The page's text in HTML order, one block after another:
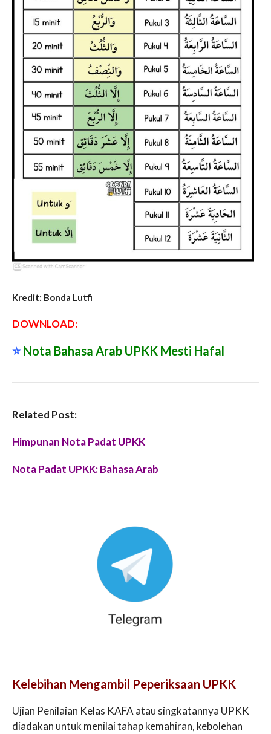
Kredit: Bonda Lutfi
DOWNLOAD:
⭐️Nota Bahasa Arab UPKK Mesti Hafal
Related Post:
Himpunan Nota Padat UPKK
Nota Padat UPKK: Bahasa Arab
Kelebihan Mengambil Peperiksaan UPKK
Ujian Penilaian Kelas KAFA atau singkatannya UPKK
diadakan untuk menilai tahap kemahiran, kebolehan